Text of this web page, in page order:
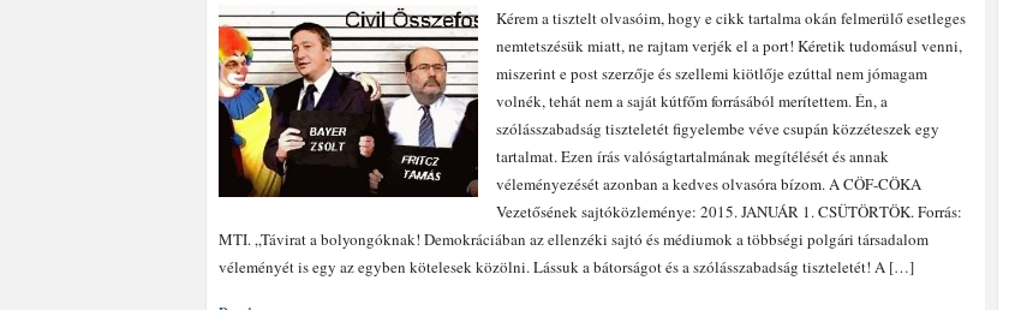
Kérem a tisztelt olvasóim, hogy e cikk tartalma okán felmerülő esetleges
nemtetszésük miatt, ne rajtam verjék el a port! Kéretik tudomásul venni,
miszerint e post szerzője és szellemi kiötlője ezúttal nem jómagam
volnék, tehát nem a saját kútfőm forrásából merítettem. Én, a
szólásszabadság tiszteletét figyelembe véve csupán közzéteszek egy
tartalmat. Ezen írás valóságtartalmának megítélését és annak
véleményezését azonban a kedves olvasóra bízom. A CÖF-CÖKA
Vezetősének sajtóközleménye: 2015. JANUÁR 1. CSÜTÖRTÖK. Forrás:
MTI. „Távirat a bolyongóknak! Demokráciában az ellenzéki sajtó és médiumok a többségi polgári társadalom
véleményét is egy az egyben kötelesek közölni. Lássuk a bátorságot és a szólásszabadság tiszteletét! A […]